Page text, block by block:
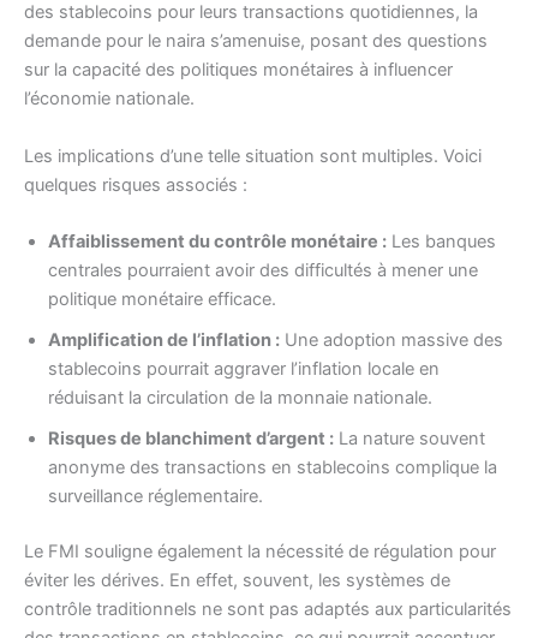
des stablecoins pour leurs transactions quotidiennes, la
demande pour le naira s’amenuise, posant des questions
sur la capacité des politiques monétaires à influencer
l’économie nationale.
Les implications d’une telle situation sont multiples. Voici
quelques risques associés :
Affaiblissement du contrôle monétaire : Les banques
centrales pourraient avoir des difficultés à mener une
politique monétaire efficace.
Amplification de l’inflation : Une adoption massive des
stablecoins pourrait aggraver l’inflation locale en
réduisant la circulation de la monnaie nationale.
Risques de blanchiment d’argent : La nature souvent
anonyme des transactions en stablecoins complique la
surveillance réglementaire.
Le FMI souligne également la nécessité de régulation pour
éviter les dérives. En effet, souvent, les systèmes de
contrôle traditionnels ne sont pas adaptés aux particularités